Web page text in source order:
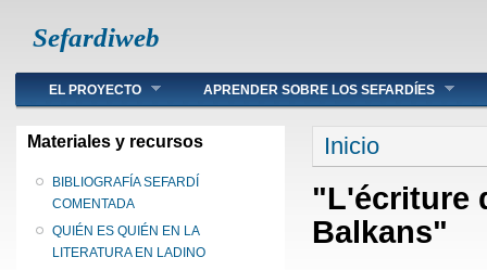
Sefardiweb
Main menu
EL PROYECTO APRENDER SOBRE LOS SEFARDÍES
Materiales y recursos
BIBLIOGRAFÍA SEFARDÍ
COMENTADA
QUIÉN ES QUIÉN EN LA
LITERATURA EN LADINO
Se encuentra
Inicio
"L'écriture
Balkans"